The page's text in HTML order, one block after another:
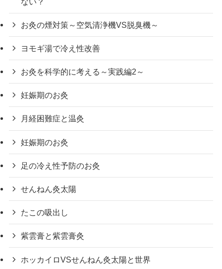
お灸の煙対策～空気清浄機VS脱臭機～
ヨモギ湯で冷え性改善
お灸を科学的に考える～実践編2～
妊娠期のお灸
月経困難症と温灸
妊娠期のお灸
足の冷え性予防のお灸
せんねん灸太陽
たこの吸出し
紫雲膏と紫雲膏灸
ホッカイロVSせんねん灸太陽と世界